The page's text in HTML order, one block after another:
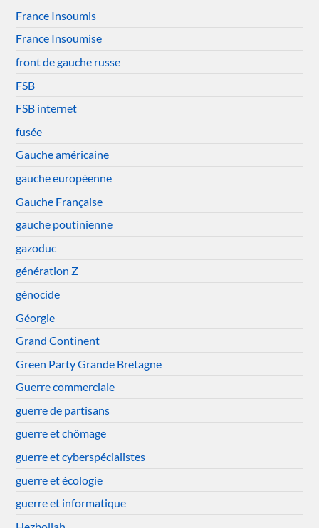
France Insoumis
France Insoumise
front de gauche russe
FSB
FSB internet
fusée
Gauche américaine
gauche européenne
Gauche Française
gauche poutinienne
gazoduc
génération Z
génocide
Géorgie
Grand Continent
Green Party Grande Bretagne
Guerre commerciale
guerre de partisans
guerre et chômage
guerre et cyberspécialistes
guerre et écologie
guerre et informatique